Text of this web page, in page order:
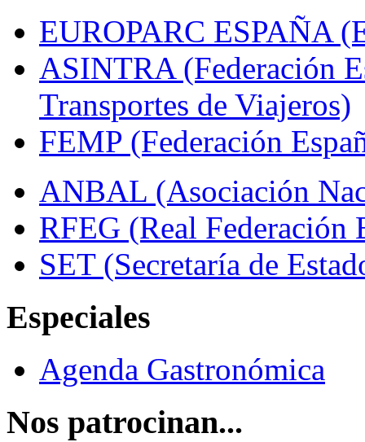
EUROPARC ESPAÑA
ASINTRA (Federación
Transportes de Viajeros)
FEMP (Federación
ANBAL (Asociación
RFEG (Real Federación
SET (Secretaría de
Especiales
Agenda Gastronómica
Nos patrocinan...